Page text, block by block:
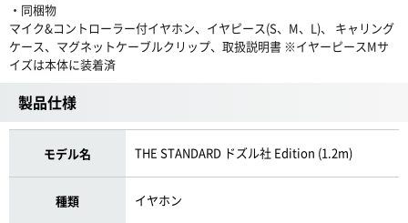
・同梱物
マイク&コントローラー付イヤホン、イヤピース(S、M、L)、 キャリング
ケース、マグネットケーブルクリップ、取扱説明書 ※イヤーピースMサ
イズは本体に装着済
製品仕様
モデル名 THE STANDARD ドズル社 Edition (1.2m)
種類 イヤホン